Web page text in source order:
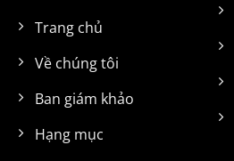
Trang chủ
Về chúng tôi
Ban giám khảo
Hạng mục